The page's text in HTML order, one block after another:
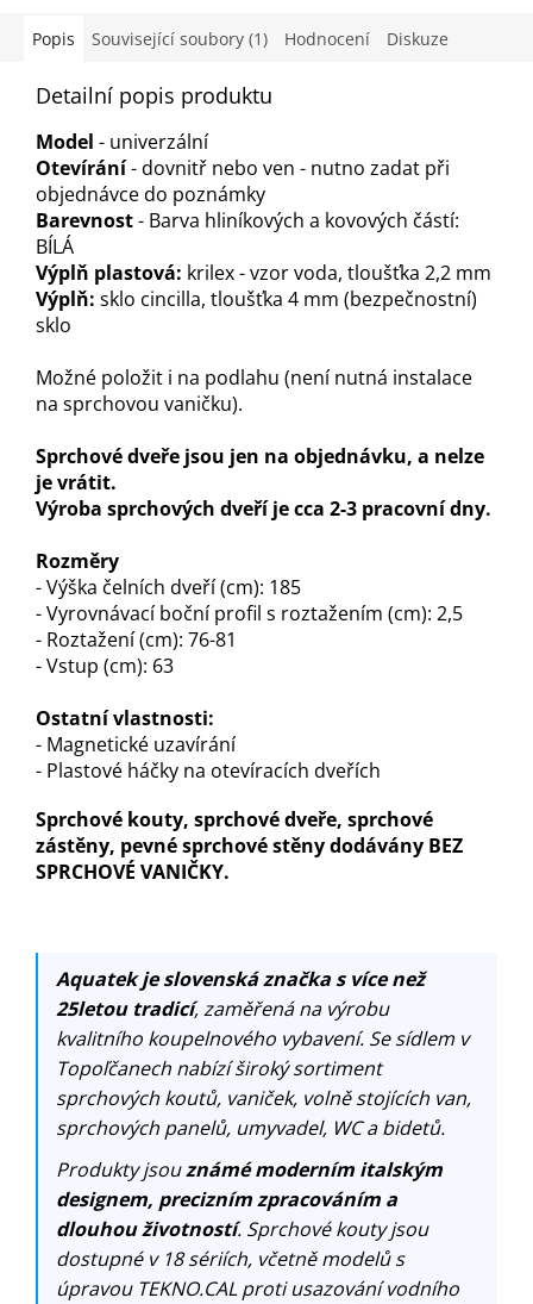
Popis Související soubory (1) Hodnocení Diskuze
Detailní popis produktu
Model - univerzální
Otevírání- dovnitř nebo ven - nutno zadat při
objednávce do poznámky
Barevnost- Barva hliníkových a kovových částí:
BÍLÁ
Výplň plastová: krilex - vzor voda, tloušťka 2,2 mm
Výplň: sklo cincilla, tloušťka 4 mm (bezpečnostní)
sklo
Možné položit i na podlahu (není nutná instalace
na sprchovou vaničku).
Sprchové dveře jsou jen na objednávku, a nelze
je vrátit.
Výroba sprchových dveří je cca 2-3 pracovní dny.
Rozměry
- Výška čelních dveří (cm): 185
- Vyrovnávací boční profil s roztažením (cm): 2,5
- Roztažení (cm): 76-81
- Vstup (cm): 63
Ostatní vlastnosti:
- Magnetické uzavírání
- Plastové háčky na otevíracích dveřích
Sprchové kouty, sprchové dveře, sprchové
zástěny, pevné sprchové stěny dodávány BEZ
SPRCHOVÉ VANIČKY.
Aquatek je slovenská značka s více než
25letou tradicí, zaměřená na výrobu
kvalitního koupelnového vybavení. Se sídlem v
Topoľčanech nabízí široký sortiment
sprchových koutů, vaniček, volně stojících van,
sprchových panelů, umyvadel, WC a bidetů.
Produkty jsouznámé moderním italským
designem, precizním zpracováním a
dlouhou životností. Sprchové kouty jsou
dostupné v 18 sériích, včetně modelů s
úpravou TEKNO.CAL proti usazování vodního